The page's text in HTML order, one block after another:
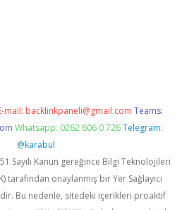
mail: backlinkpaneli@gmail.com Teams:
Whatsapp: 0262 606 0 726 Telegram:
@karabul
Sayılı Kanun gereğince Bilgi Teknolojileri
tarafından onaylanmış bir Yer Sağlayıcı
Bu nedenle, sitedeki içerikleri proaktif